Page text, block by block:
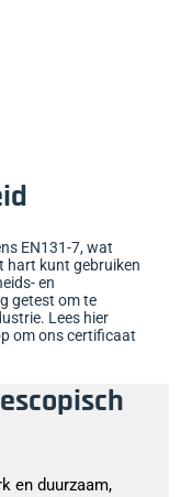
EN131-7, wat
hart kunt gebruiken
en
getest om te
Lees hier
om ons certificaat
en duurzaam,